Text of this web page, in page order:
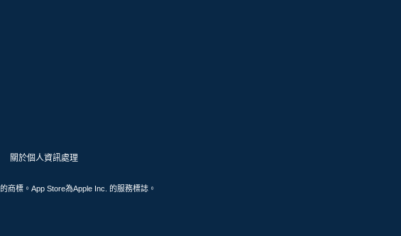
關於個人資訊處理
商標。App Store為Apple Inc. 的服務標誌。